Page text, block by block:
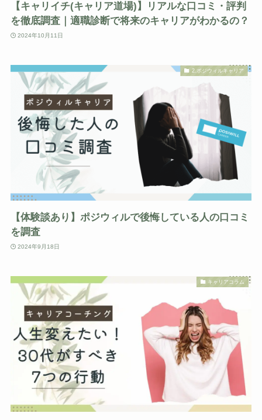
【キャリイチ(キャリア道場)】リアルな口コミ・評判
を徹底調査｜適職診断で将来のキャリアがわかるの？
2024年10月11日
2.ポジウィルキャリア
【体験談あり】ポジウィルで後悔している人の口コミ
を調査
2024年9月18日
キャリアコラム